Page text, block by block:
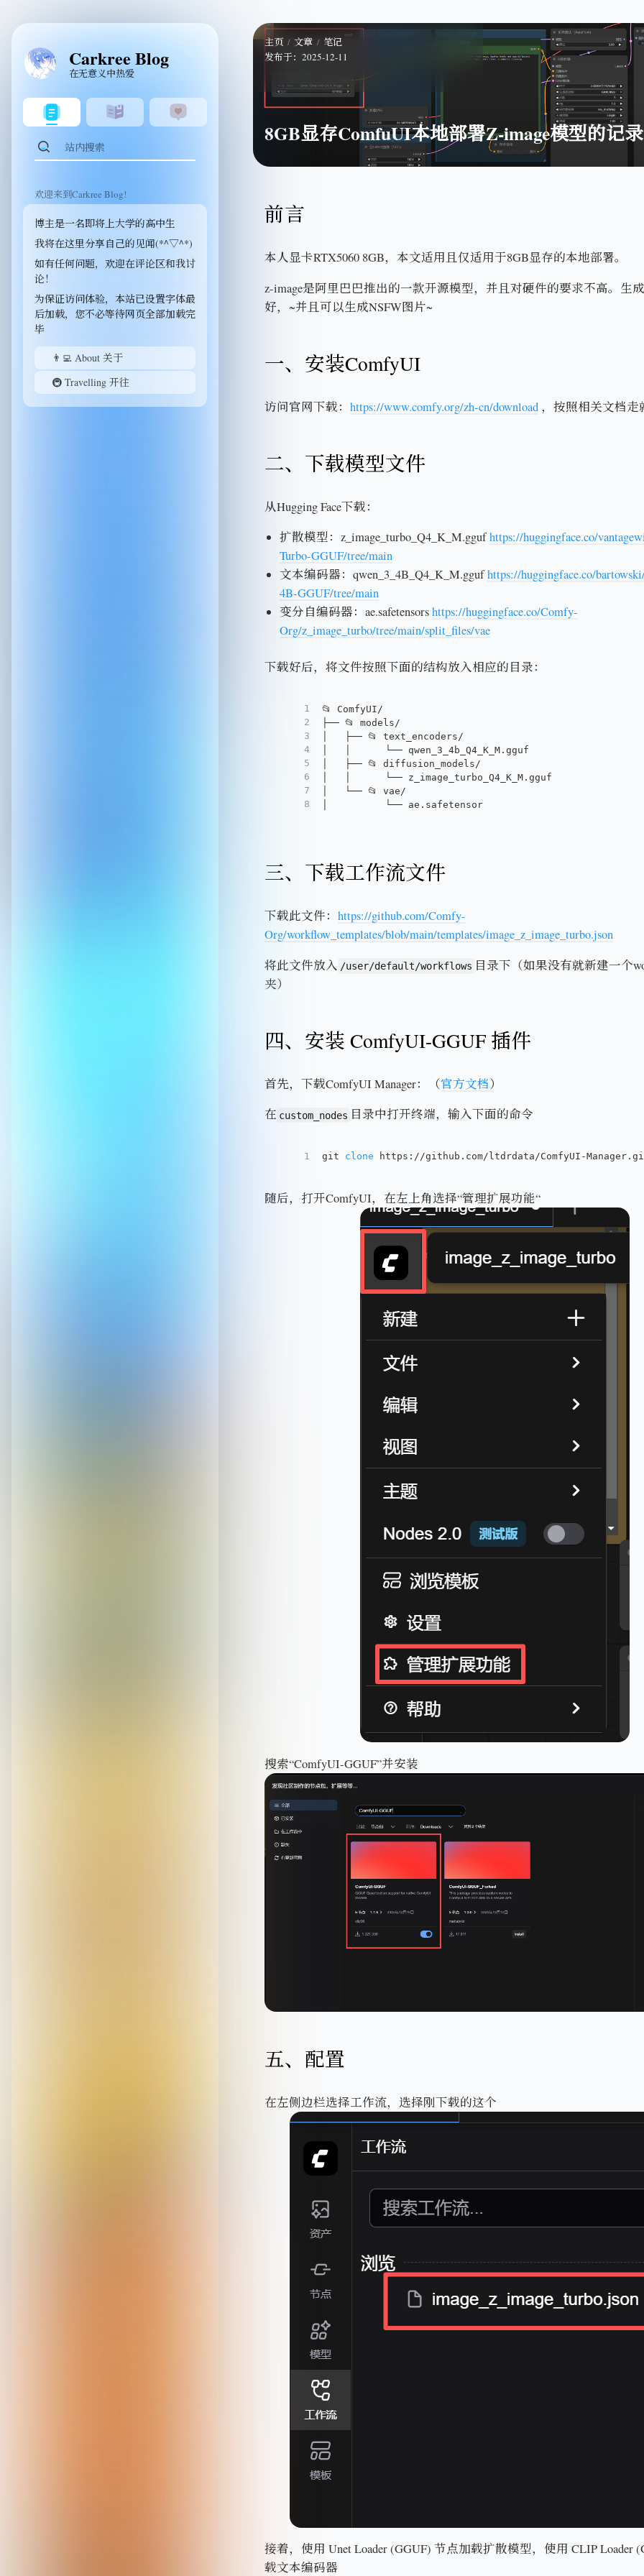
Carkree Blog
在无意义中热爱
欢迎来到Carkree Blog!
博主是一名即将上大学的高中生
我将在这里分享自己的见闻(*^▽^*)
如有任何问题，欢迎在评论区和我讨
论！
为保证访问体验，本站已设置字体最
后加载，您不必等待网页全部加载完
毕
👨‍💻 About 关于
🚇 Travelling 开往
主页 文章
笔记
发布于： 2025-12-11
8GB显存ComfuUI本地部署Z-image模型的记录
前言
本人显卡RTX5060 8GB，本文适用且仅适用于8GB显存的本地部署。
z-image是阿里巴巴推出的一款开源模型，并且对硬件的要求不高。生
好，~并且可以生成NSFW图片~
一、安装ComfyUI
访问官网下载： https://www.comfy.org/zh-cn/download ，按照相关文档走
二、下载模型文件
从Hugging Face下载：
扩散模型：z_image_turbo_Q4_K_M.ggufhttps://huggingface.co/
Turbo-GGUF/tree/main
文本编码器：qwen_3_4B_Q4_K_M.ggufhttps://huggingface.co/
4B-GGUF/tree/main
变分自编码器：ae.safetensorshttps://huggingface.co/Comfy-
Org/z_image_turbo/tree/main/split_files/vae
下载好后，将文件按照下面的结构放入相应的目录：
1
2
3
4
5
6
7
8
📂 ComfyUI/
├── 📂 models/
│   ├── 📂 text_encoders/
│   │      └── qwen_3_4b_Q4_K_M.gguf
│   ├── 📂 diffusion_models/
│   │      └── z_image_turbo_Q4_K_M.gguf
│   └── 📂 vae/
│          └── ae.safetensor
三、下载工作流文件
下载此文件： https://github.com/Comfy-
Org/workflow_templates/blob/main/templates/image_z_image_turbo.json
将此文件放入 /user/default/workflows 目录下（如果没有就新建一个
夹）
四、安装 ComfyUI-GGUF 插件
首先，下载ComfyUI Manager：（官方文档）
在 custom_nodes 目录中打开终端，输入下面的命令
1 git clone https://github.com/ltdrdata/ComfyUI-
随后，打开ComfyUI，在左上角选择“管理扩展功能“
搜索“ComfyUI-GGUF”并安装
五、配置
在左侧边栏选择工作流，选择刚下载的这个
接着，使用 Unet Loader (GGUF) 节点加载扩散模型，使用 CLIP Loader
载文本编码器